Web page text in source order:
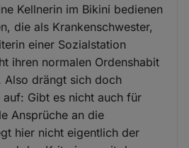
Kellnerin im Bikini bedienen
die als Krankenschwester,
einer Sozialstation
ihren normalen Ordenshabit
Also drängt sich doch
Gibt es nicht auch für
Ansprüche an die
hier nicht eigentlich der